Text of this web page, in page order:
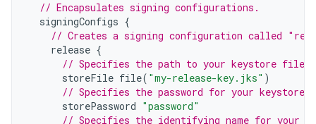
// Encapsulates signing configurations.
signingConfigs {
// Creates a signing configuration called
release {
// Specifies the path to your keystore file.
storeFile file( "my-release-key.jks" )
// Specifies the password for your keystore.
storePassword "password"
// Specifies the identifying name for your